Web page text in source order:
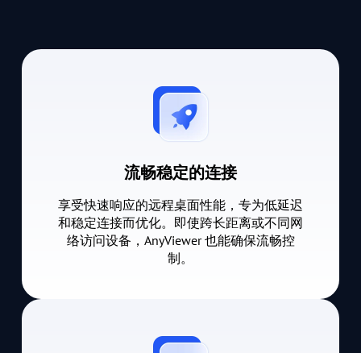
流畅稳定的连接
享受快速响应的远程桌面性能，专为低延迟
和稳定连接而优化。即使跨长距离或不同网
络访问设备，AnyViewer 也能确保流畅控
制。